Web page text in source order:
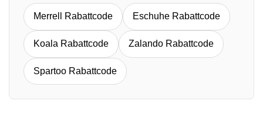
Merrell Rabattcode Eschuhe Rabattcode
Koala Rabattcode Zalando Rabattcode
Spartoo Rabattcode